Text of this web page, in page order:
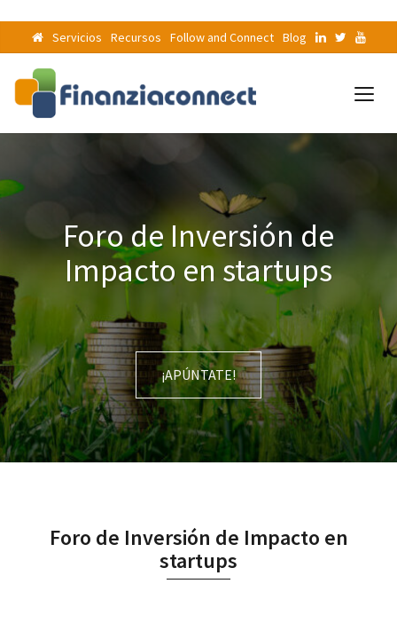
Servicios Recursos Follow and Connect Blog
Foro de Inversión de
Impacto en startups
¡APÚNTATE!
Foro de Inversión de Impacto en
startups